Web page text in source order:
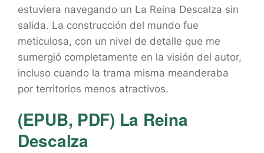
estuviera navegando un La Reina Descalza sin
salida. La construcción del mundo fue
meticulosa, con un nivel de detalle que me
sumergió completamente en la visión del autor,
incluso cuando la trama misma meanderaba
por territorios menos atractivos.
(EPUB, PDF) La Reina
Descalza